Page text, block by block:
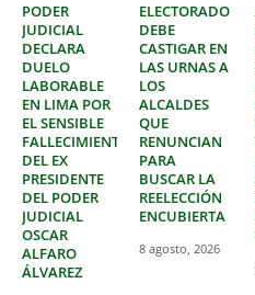
PODER
JUDICIAL
DECLARA
DUELO
LABORABLE
EN LIMA POR
EL SENSIBLE
FALLECIMIENTO
DEL EX
PRESIDENTE
DEL PODER
JUDICIAL
OSCAR
ALFARO
ÁLVAREZ
ELECTORADO
DEBE
CASTIGAR EN
LAS URNAS A
LOS
ALCALDES
QUE
RENUNCIAN
PARA
BUSCAR LA
REELECCIÓN
ENCUBIERTA
8 agosto, 2026